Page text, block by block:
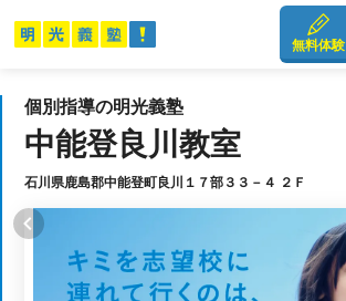
無料体験
個別指導の明光義塾
中能登良川教室
石川県鹿島郡中能登町良川１７部３３－４ ２Ｆ